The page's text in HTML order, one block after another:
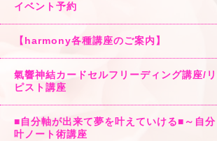
イベント予約
【harmony各種講座のご案内】
氣響神結カードセルフリーディング講座/
ピスト講座
■自分軸が出来て夢を叶えていける■～自
叶ノート術講座